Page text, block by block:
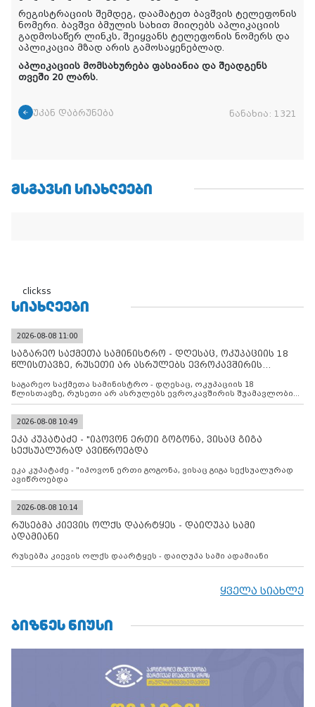
რეგისტრაციის შემდეგ, დაამატეთ ბავშვის ტელეფონის
ნომერი. ბავშვი ბმულის სახით მიიღებს აპლიკაციის
გადმოსაწერ ლინკს, შეიყვანს ტელეფონის ნომერს და
აპლიკაცია მზად არის გამოსაყენებლად.
აპლიკაციის მომსახურება ფასიანია და შეადგენს
თვეში 20 ლარს.
უკან დაბრუნება ნანახია: 1321
ᲛᲡᲒᲐᲕᲡᲘ ᲡᲘᲐᲮᲚᲔᲔᲑᲘ
clickss
ᲡᲘᲐᲮᲚᲔᲔᲑᲘ
2026-08-08 11:00
საგარეო საქმეთა სამინისტრო - დღესაც, ოკუპაციის 18
წლისთავზე, რუსეთი არ ასრულებს ევროკავშირის
საგარეო საქმეთა სამინისტრო - დღესაც, ოკუპაციის 18
წლისთავზე, რუსეთი არ ასრულებს ევროკავშირის შუამავლობით
დადებულ 2008 წლის 12 აგვისტოს ცეცხლის შეწყვეტის
კონტროლს ოკუპირებულ რეგიონებში, აგრძელებს მათი
მილიტარიზაციის პროცესს და აქტიურად დგამს ნაბიჯებს მათი
ფაქტობრივი ანექსიისკენ
2026-08-08 10:49
ეკა კუპატაძე - "იპოვონ ერთი გოგონა, ვისაც გიგა
სექსუალურად ავიწროებდა
ეკა კუპატაძე - "იპოვონ ერთი გოგონა, ვისაც გიგა სექსუალურად
ავიწროებდა
2026-08-08 10:14
რუსებმა კიევის ოლქს დაარტყეს - დაიღუპა სამი
ადამიანი
რუსებმა კიევის ოლქს დაარტყეს - დაიღუპა სამი ადამიანი
ყველა სიახლე
ᲑᲘᲖᲜᲔᲡ ᲜᲘᲣᲡᲘ